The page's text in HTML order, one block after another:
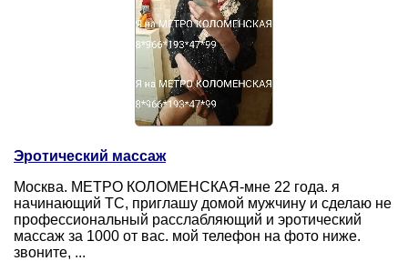
Эротический массаж
Москва. МЕТРО КОЛОМЕНСКАЯ-мне 22 года. я
начинающий ТС, приглашу домой мужчину и сделаю не
профессиональный расслабляющий и эротический
массаж за 1000 от вас. мой телефон на фото ниже.
звоните, ...